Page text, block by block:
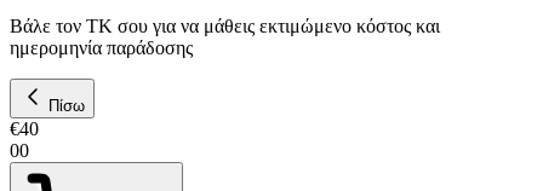
Βάλε τον ΤΚ σου για να μάθεις εκτιμώμενο κόστος και
ημερομηνία παράδοσης
Πίσω
€40
00